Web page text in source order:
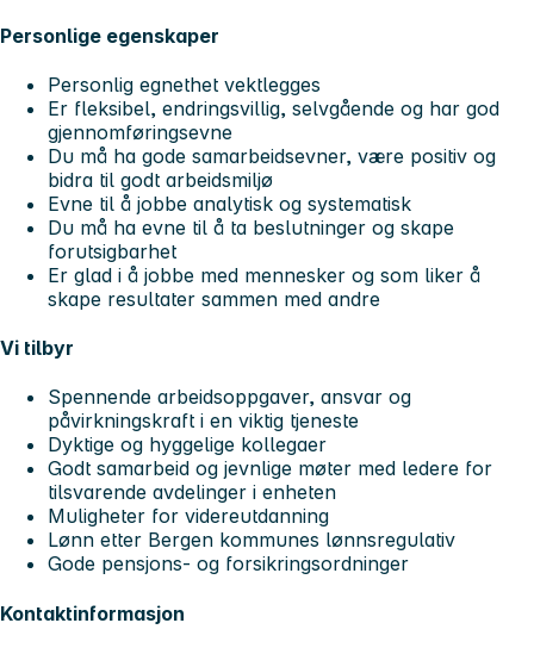
Personlige egenskaper
Personlig egnethet vektlegges
Er fleksibel, endringsvillig, selvgående og har god
gjennomføringsevne
Du må ha gode samarbeidsevner, være positiv og
bidra til godt arbeidsmiljø
Evne til å jobbe analytisk og systematisk
Du må ha evne til å ta beslutninger og skape
forutsigbarhet
Er glad i å jobbe med mennesker og som liker å
skape resultater sammen med andre
Vi tilbyr
Spennende arbeidsoppgaver, ansvar og
påvirkningskraft i en viktig tjeneste
Dyktige og hyggelige kollegaer
Godt samarbeid og jevnlige møter med ledere for
tilsvarende avdelinger i enheten
Muligheter for videreutdanning
Lønn etter Bergen kommunes lønnsregulativ
Gode pensjons- og forsikringsordninger
Kontaktinformasjon